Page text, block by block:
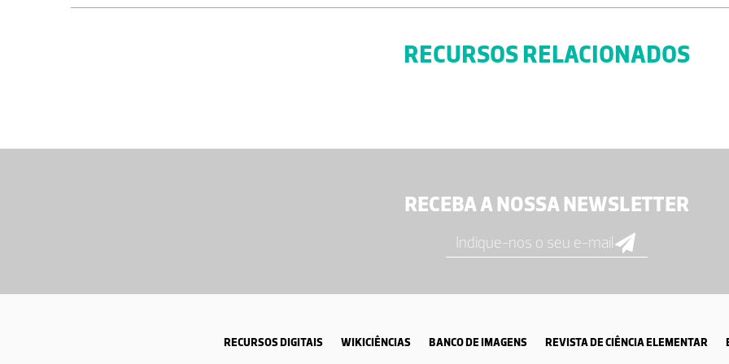
RECURSOS RELACIONADOS
RECEBA A NOSSA NEWSLETTER
RECURSOS DIGITAIS WIKICIÊNCIAS BANCO DE IMAGENS REVISTA DE CIÊNCIA ELEMENTAR